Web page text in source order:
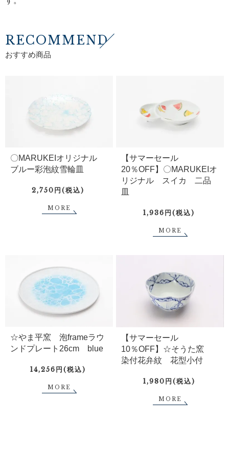
RECOMMEND
おすすめ商品
〇MARUKEIオリジナル
ブルー彩泡紋雪輪皿
2,750円(税込)
MORE
【サマーセール
20％OFF】〇MARUKEIオ
リジナル スイカ 二品
皿
1,936円(税込)
MORE
☆やま平窯 泡frameラウ
ンドプレート26cm blue
14,256円(税込)
MORE
【サマーセール
10％OFF】☆そうた窯
染付花弁紋 花型小付
1,980円(税込)
MORE